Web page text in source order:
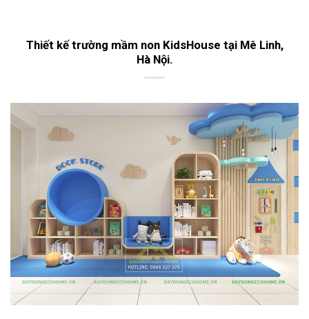
Thiết kế trường mầm non KidsHouse tại Mê Linh,
Hà Nội.